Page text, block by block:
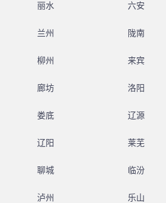
丽水 六安
兰州 陇南
柳州 来宾
廊坊 洛阳
娄底 辽源
辽阳 莱芜
聊城 临汾
泸州 乐山